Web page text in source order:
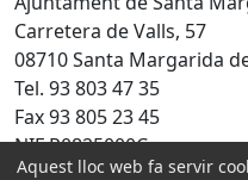
Carretera de Valls, 57
08710 Santa Margarida
Tel. 93 803 47 35
Fax 93 805 23 45
NIF P0825000C
Aquest lloc web fa servir